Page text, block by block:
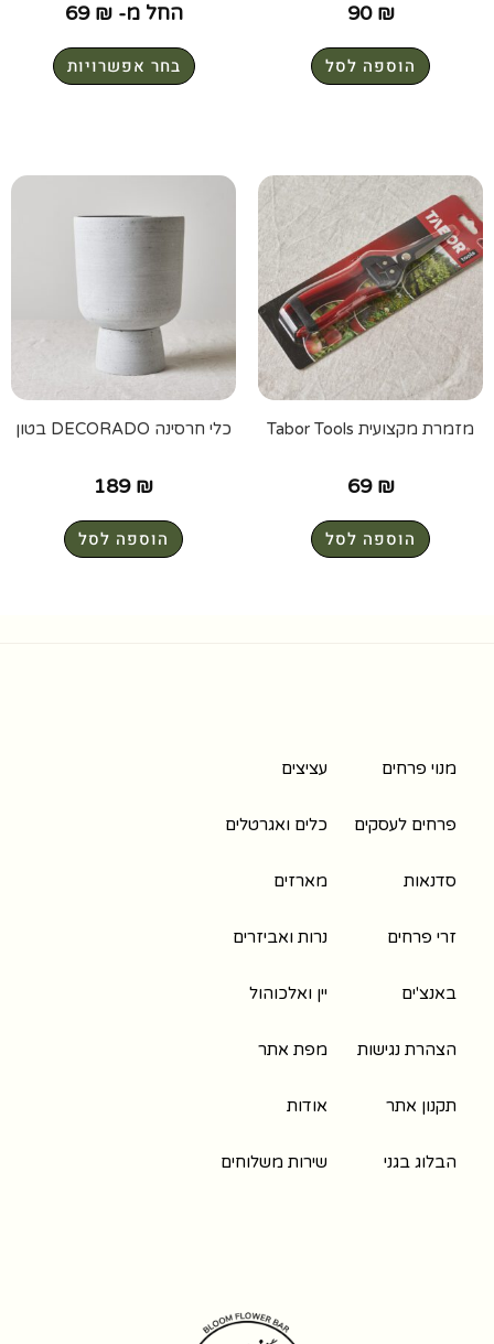
90 ₪
הוספה לסל
החל מ- 69 ₪
בחר אפשרויות
מזמרת מקצועית Tabor Tools
69 ₪
הוספה לסל
כלי חרסינה DECORADO בטון
189 ₪
הוספה לסל
מנוי פרחים
פרחים לעסקים
סדנאות
זרי פרחים
באנצ'ים
הצהרת נגישות
תקנון אתר
הבלוג בגני
עציצים
כלים ואגרטלים
מארזים
נרות ואביזרים
יין ואלכוהול
מפת אתר
אודות
שירות משלוחים